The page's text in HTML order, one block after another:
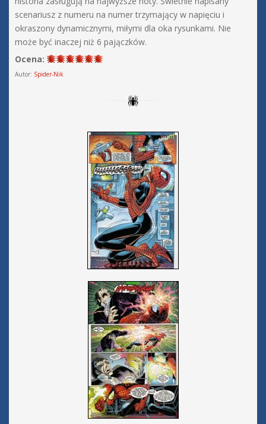
scenariusz z numeru na numer trzymający w napięciu i
okraszony dynamicznymi, miłymi dla oka rysunkami. Nie
może być inaczej niż 6 pajączków.
Ocena:
Autor: Spider-Nik